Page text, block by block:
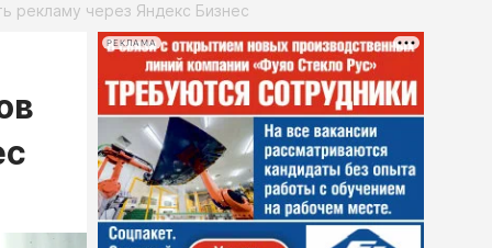
рекламу через Яндекс Бизнес
РЕКЛАМА